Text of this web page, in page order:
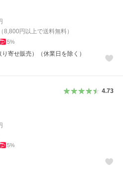
（8,800 円以上で送料無料）
5%
寄せ販売）（休業日を除く）
4.73
5%